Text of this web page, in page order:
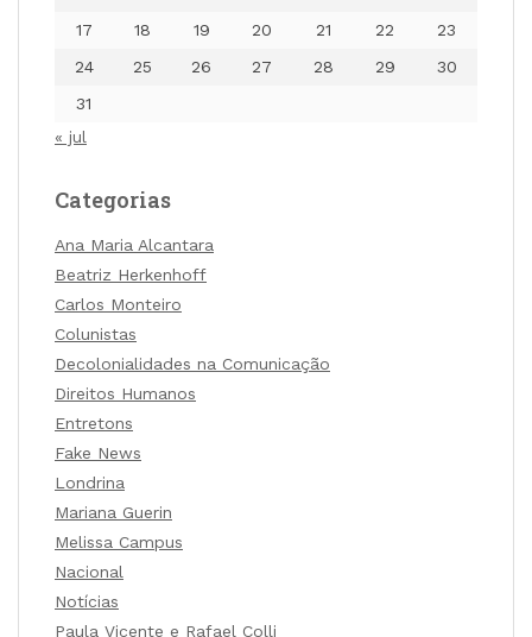
17
18 19 20 21 22
23
24
25 26 27 28 29
30
31
« jul
Categorias
Ana Maria Alcantara
Beatriz Herkenhoff
Carlos Monteiro
Colunistas
Decolonialidades na Comunicação
Direitos Humanos
Entretons
Fake News
Londrina
Mariana Guerin
Melissa Campus
Nacional
Notícias
Paula Vicente e Rafael Colli